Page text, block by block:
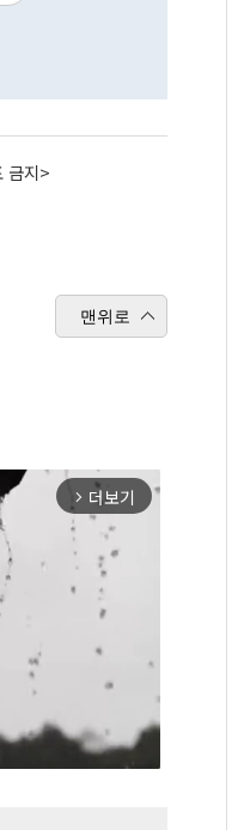
금지>
맨위로
arrow_forward_ios 더보기